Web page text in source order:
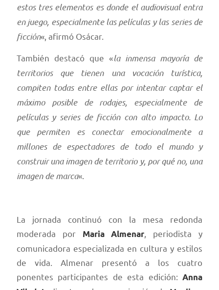
estos tres elementos es donde el audiovisual entra
en juego, especialmente las películas y las series de
ficción«, afirmó Osácar.
También destacó que «la inmensa mayoría de
territorios que tienen una vocación turística,
compiten todas entre ellas por intentar captar el
máximo posible de rodajes, especialmente de
películas y series de ficción con alto impacto. Lo
que permiten es conectar emocionalmente a
millones de espectadores de todo el mundo y
construir una imagen de territorio y, por qué no, una
imagen de marca«.
La jornada continuó con la mesa redonda
moderada por Maria Almenar , periodista y
comunicadora especializada en cultura y estilos
de vida. Almenar presentó a los cuatro
ponentes participantes de esta edición: Anna